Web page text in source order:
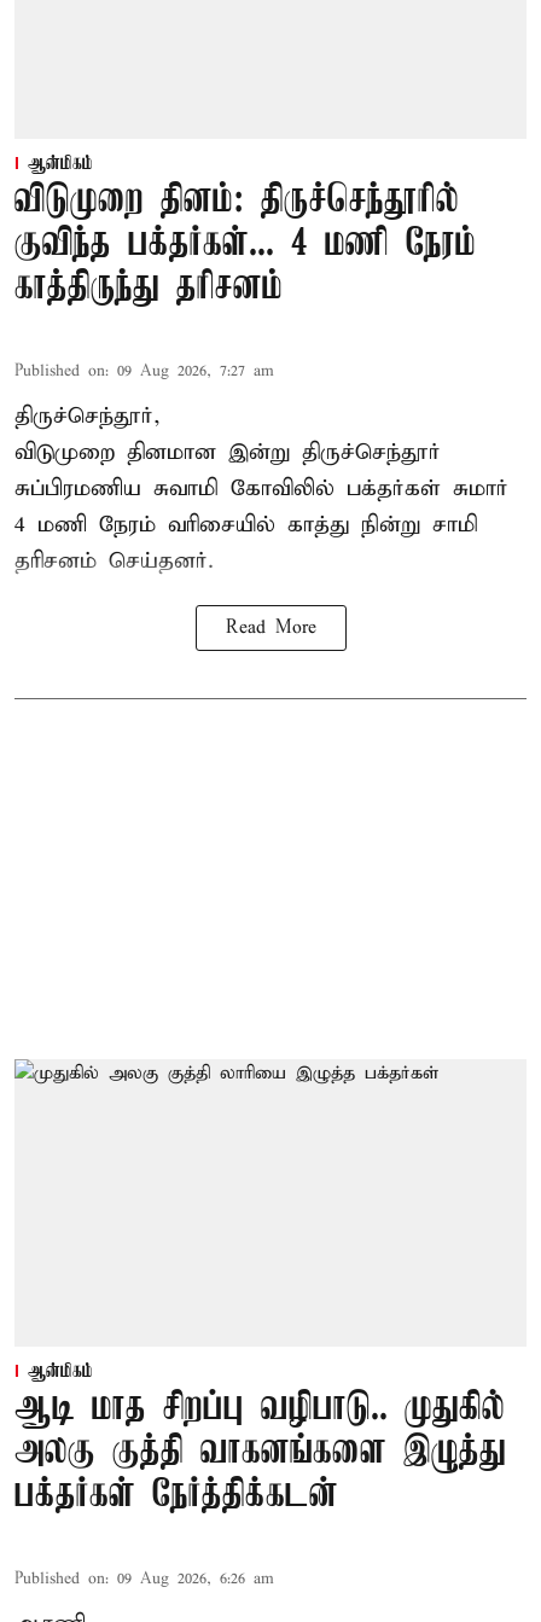
ஆன்மிகம்
விடுமுறை தினம்: திருச்செந்தூரில்
குவிந்த பக்தர்கள்... 4 மணி நேரம்
காத்திருந்து தரிசனம்
Published on: 09 Aug 2026, 7:27 am
திருச்செந்தூர்,
விடுமுறை தினமான இன்று திருச்செந்தூர்
சுப்பிரமணிய சுவாமி கோவிலில் பக்தர்கள் சுமார்
4 மணி நேரம் வரிசையில் காத்து நின்று சாமி
தரிசனம் செய்தனர்.
Read More
ஆன்மிகம்
ஆடி மாத சிறப்பு வழிபாடு.. முதுகில்
அலகு குத்தி வாகனங்களை இழுத்து
பக்தர்கள் நேர்த்திக்கடன்
Published on: 09 Aug 2026, 6:26 am